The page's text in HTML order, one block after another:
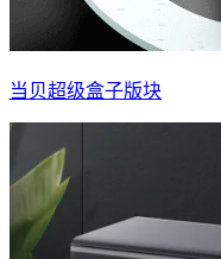
当贝超级盒子版块